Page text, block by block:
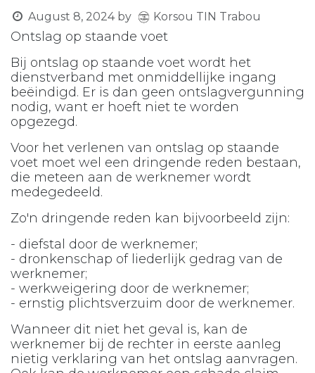
August 8, 2024 by Korsou TIN Trabou
Ontslag op staande voet
Bij ontslag op staande voet wordt het
dienstverband met onmiddellijke ingang
beëindigd. Er is dan geen ontslagvergunning
nodig, want er hoeft niet te worden
opgezegd.
Voor het verlenen van ontslag op staande
voet moet wel een dringende reden bestaan,
die meteen aan de werknemer wordt
medegedeeld.
Zo'n dringende reden kan bijvoorbeeld zijn:
- diefstal door de werknemer;
- dronkenschap of liederlijk gedrag van de
werknemer;
- werkweigering door de werknemer;
- ernstig plichtsverzuim door de werknemer.
Wanneer dit niet het geval is, kan de
werknemer bij de rechter in eerste aanleg
nietig verklaring van het ontslag aanvragen.